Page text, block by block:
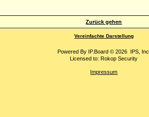
Zurück gehen
Vereinfachte Darstellung
Powered By IP.Board© 2026 IPS, Inc
Licensed to: Rokop Security
Impressum